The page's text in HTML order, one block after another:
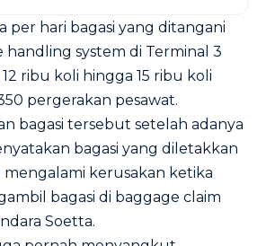
per hari bagasi yang ditangani
handling system di Terminal 3
ribu koli hingga 15 ribu koli
pergerakan pesawat.
bagasi tersebut setelah adanya
bagasi yang diletakkan
mengalami kerusakan ketika
bagasi di baggage claim
Soetta.